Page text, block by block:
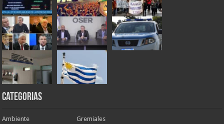
Categorias
Ambiente Gremiales